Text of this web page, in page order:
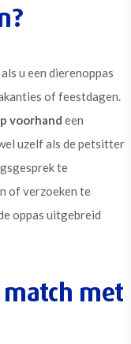
u een dierenoppas
of feestdagen.
voorhand een
uzelf als de petsitter
te
of verzoeken te
oppas uitgebreid
match met